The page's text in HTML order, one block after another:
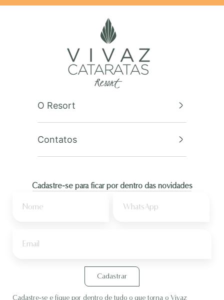
O Resort
Contatos
Cadastre-se para ficar por dentro das novidades
Cadastrar
Cadastre-se e fique por dentro de tudo o que torna o Vivaz